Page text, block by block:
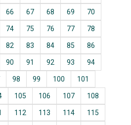
66 67 68 69 70
74 75 76 77 78
82 83 84 85 86
90 91 92 93 94
98 99 100 101
105 106 107 108
112 113 114 115